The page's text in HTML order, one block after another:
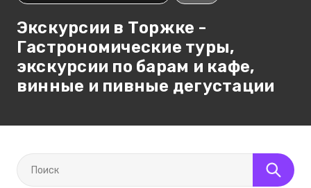
Экскурсии в Торжке -
Гастрономические туры,
экскурсии по барам и кафе,
винные и пивные дегустации